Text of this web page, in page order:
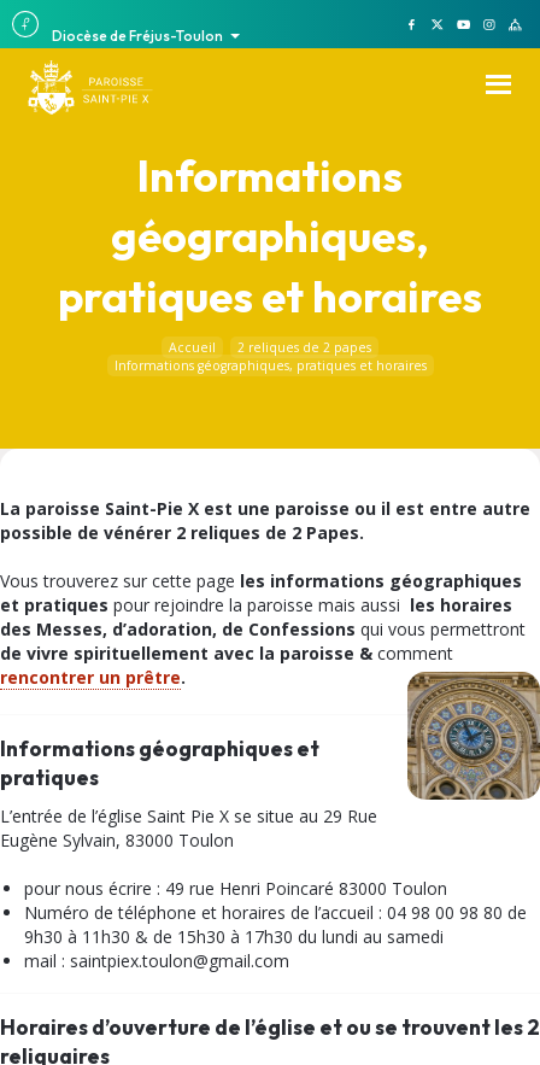
Diocèse de Fréjus-Toulon
Informations
géographiques,
pratiques et horaires
Accueil
2 reliques de 2 papes
Informations géographiques, pratiques et horaires
La paroisse Saint-Pie X est une paroisse ou il est entre autre
possible de vénérer 2 reliques de 2 Papes.
Vous trouverez sur cette page les informations géographiques
et pratiques pour rejoindre la paroisse mais aussi les horaires
des Messes, d’adoration, de Confessions qui vous permettront
de vivre spirituellement avec la paroisse & comment
rencontrer un prêtre.
Informations géographiques et
pratiques
L’entrée de l’église Saint Pie X se situe au 29 Rue
Eugène Sylvain, 83000 Toulon
pour nous écrire : 49 rue Henri Poincaré 83000 Toulon
Numéro de téléphone et horaires de l’accueil : 04 98 00 98 80 de
9h30 à 11h30 & de 15h30 à 17h30 du lundi au samedi
mail : saintpiex.toulon@gmail.com
Horaires d’ouverture de l’église et ou se trouvent les 2
reliquaires